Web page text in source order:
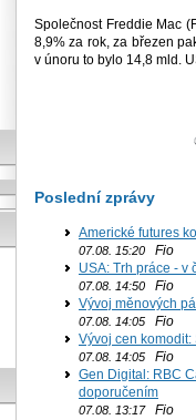
Společnost Freddie Mac
8,9% za rok, za březen
v únoru to bylo 14,8 mld.
Poslední zprávy
Americké futures
07.08. 15:20 Fio
USA: Trh práce - v
07.08. 14:50 Fio
Vývoj měnových
07.08. 14:05 Fio
Vývoj cen komodit:
07.08. 14:05 Fio
Gen Digital: RBC
doporučením
07.08. 13:17Fio